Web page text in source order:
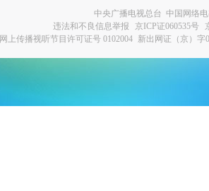
中央广播电视总台 中国网络
违法和不良信息举报
京ICP证060535号
网上传播视听节目许可证号 0102004 新出网证（京）